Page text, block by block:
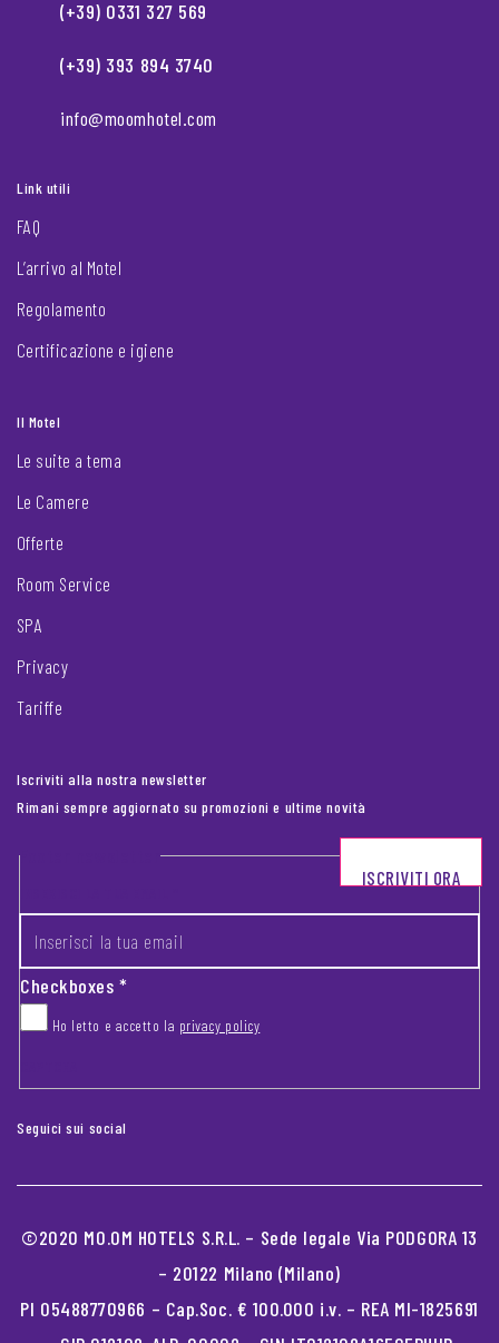
(+39) 0331 327 569
(+39) 393 894 3740
info@moomhotel.com
Link utili
FAQ
L’arrivo al Motel
Regolamento
Certificazione e igiene
Il Motel
Le suite a tema
Le Camere
Offerte
Room Service
SPA
Privacy
Tariffe
Iscriviti alla nostra newsletter
Rimani sempre aggiornato su promozioni e ultime novità
Footer newsletter
Checkboxes*
Ho letto e accetto la privacy policy
ISCRIVITI ORA
Seguici sui social
©2020 MO.OM HOTELS S.R.L. – Sede legale Via PODGORA 13
– 20122 Milano (Milano)
PI 05488770966 – Cap.Soc. € 100.000 i.v. – REA MI-1825691